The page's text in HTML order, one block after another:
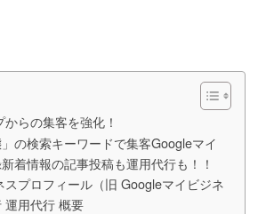
らの集客を強化！
」の検索キーワードで集客Googleマイ
着情報の記事投稿も運用代行も！！
プロフィール（旧 Googleマイビジネ
運用代行 概要